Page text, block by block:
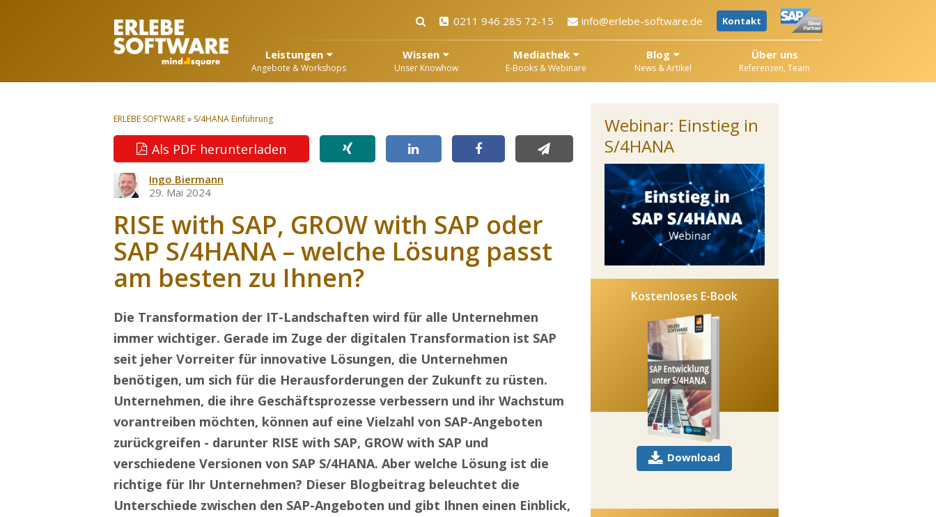
0211 946 285 72-15 info@erlebe-software.de Kontakt
Leistungen
Angebote & Workshops
Wissen
Unser Knowhow
Mediathek
E-Books & Webinare
Blog
News & Artikel
Über uns
Referenzen, Team
ERLEBE SOFTWARE» S/4HANA Einführung
Als PDF herunterladen
Ingo Biermann
29. Mai 2024
RISE with SAP, GROW with SAP oder
SAP S/4HANA – welche Lösung passt
am besten zu Ihnen?
Die Transformation der IT-Landschaften wird für alle Unternehmen
immer wichtiger. Gerade im Zuge der digitalen Transformation ist SAP
seit jeher Vorreiter für innovative Lösungen, die Unternehmen
benötigen, um sich für die Herausforderungen der Zukunft zu rüsten.
Unternehmen, die ihre Geschäftsprozesse verbessern und ihr Wachstum
vorantreiben möchten, können auf eine Vielzahl von SAP-Angeboten
zurückgreifen - darunter RISE with SAP, GROW with SAP und
verschiedene Versionen von SAP S/4HANA. Aber welche Lösung ist die
richtige für Ihr Unternehmen? Dieser Blogbeitrag beleuchtet die
Unterschiede zwischen den SAP-Angeboten und gibt Ihnen einen Einblick,
Webinar: Einstieg in
S/4HANA
Kostenloses E-Book
Download